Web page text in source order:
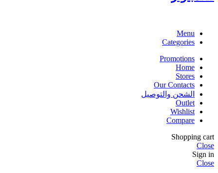
Menu
Categories
Promotions
Home
Stores
Our Contacts
الشحن والتوصيل
Outlet
Wishlist
Compare
Shopping cart
Close
Sign in
Close